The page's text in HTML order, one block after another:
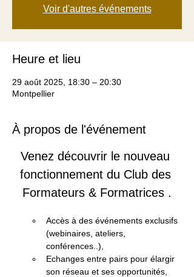
Voir d'autres événements
Heure et lieu
29 août 2025, 18:30 – 20:30
Montpellier
À propos de l'événement
Venez découvrir le nouveau
fonctionnement du Club des
Formateurs & Formatrices .
Accès à des événements exclusifs
(webinaires, ateliers,
conférences..),
Echanges entre pairs pour élargir
son réseau et ses opportunités,